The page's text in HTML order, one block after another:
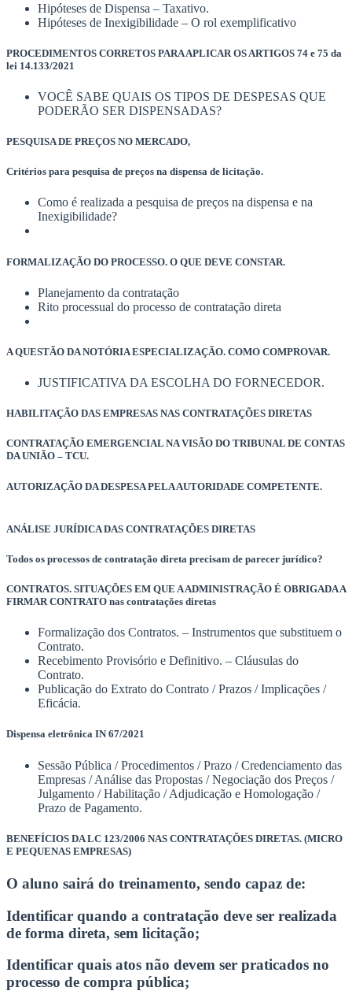
Hipóteses de Dispensa – Taxativo.
Hipóteses de Inexigibilidade – O rol exemplificativo
PROCEDIMENTOS CORRETOS PARA APLICAR OS ARTIGOS 74 e 75 da
lei 14.133/2021
VOCÊ SABE QUAIS OS TIPOS DE DESPESAS QUE
PODERÃO SER DISPENSADAS?
PESQUISA DE PREÇOS NO MERCADO,
Critérios para pesquisa de preços na dispensa de licitação.
Como é realizada a pesquisa de preços na dispensa e na
Inexigibilidade?
FORMALIZAÇÃO DO PROCESSO. O QUE DEVE CONSTAR.
Planejamento da contratação
Rito processual do processo de contratação direta
A QUESTÃO DA NOTÓRIA ESPECIALIZAÇÃO. COMO COMPROVAR.
JUSTIFICATIVA DA ESCOLHA DO FORNECEDOR.
HABILITAÇÃO DAS EMPRESAS NAS CONTRATAÇÕES DIRETAS
CONTRATAÇÃO EMERGENCIAL NA VISÃO DO TRIBUNAL DE CONTAS
DA UNIÃO – TCU.
AUTORIZAÇÃO DA DESPESA PELA AUTORIDADE COMPETENTE.
ANÁLISE JURÍDICA DAS CONTRATAÇÕES DIRETAS
Todos os processos de contratação direta precisam de parecer jurídico?
CONTRATOS. SITUAÇÕES EM QUE A ADMINISTRAÇÃO É OBRIGADA A
FIRMAR CONTRATO nas contratações diretas
Formalização dos Contratos. – Instrumentos que substituem o
Contrato.
Recebimento Provisório e Definitivo. – Cláusulas do
Contrato.
Publicação do Extrato do Contrato / Prazos / Implicações /
Eficácia.
Dispensa eletrônica IN 67/2021
Sessão Pública / Procedimentos / Prazo / Credenciamento das
Empresas / Análise das Propostas / Negociação dos Preços /
Julgamento / Habilitação / Adjudicação e Homologação /
Prazo de Pagamento.
BENEFÍCIOS DA LC 123/2006 NAS CONTRATAÇÕES DIRETAS. (MICRO
E PEQUENAS EMPRESAS)
O aluno sairá do treinamento, sendo capaz de:
Identificar quando a contratação deve ser realizada
de forma direta, sem licitação;
Identificar quais atos não devem ser praticados no
processo de compra pública;